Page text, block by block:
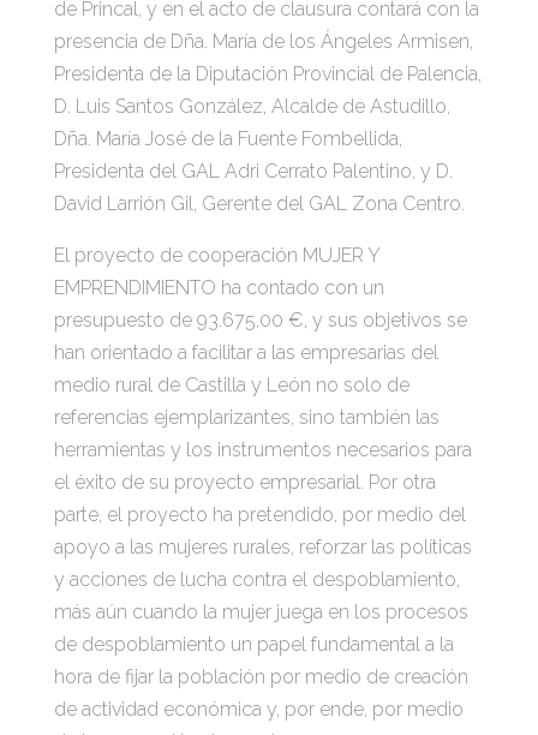
de Princal, y en el acto de clausura contará con la
presencia de Dña. María de los Ángeles Armisen,
Presidenta de la Diputación Provincial de Palencia,
D. Luis Santos González, Alcalde de Astudillo,
Dña. María José de la Fuente Fombellida,
Presidenta del GAL Adri Cerrato Palentino, y D.
David Larrión Gil, Gerente del GAL Zona Centro.
El proyecto de cooperación MUJER Y
EMPRENDIMIENTO ha contado con un
presupuesto de 93.675,00 €, y sus objetivos se
han orientado a facilitar a las empresarias del
medio rural de Castilla y León no solo de
referencias ejemplarizantes, sino también las
herramientas y los instrumentos necesarios para
el éxito de su proyecto empresarial. Por otra
parte, el proyecto ha pretendido, por medio del
apoyo a las mujeres rurales, reforzar las políticas
y acciones de lucha contra el despoblamiento,
más aún cuando la mujer juega en los procesos
de despoblamiento un papel fundamental a la
hora de fijar la población por medio de creación
de actividad económica y, por ende, por medio